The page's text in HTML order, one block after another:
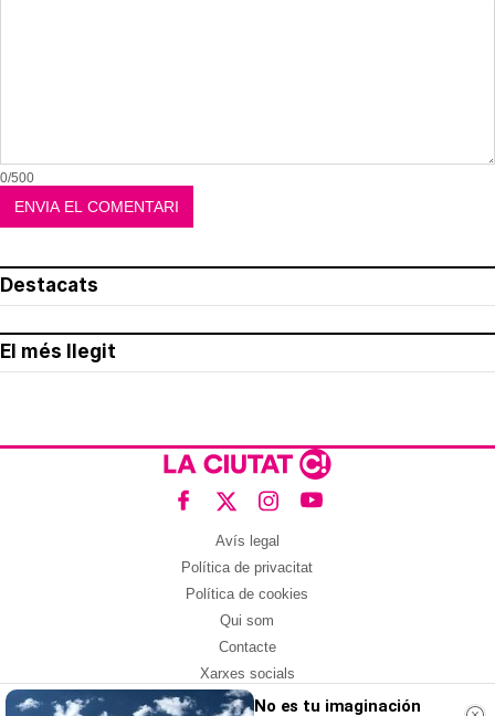
0/500
Destacats
El més llegit
Avís legal
Política de privacitat
Política de cookies
Qui som
Contacte
Xarxes socials
Amb col·laboració de:No es tu imaginación